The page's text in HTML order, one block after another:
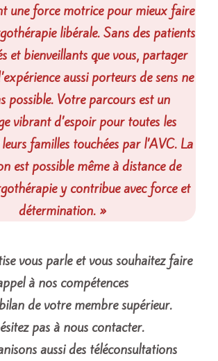
une force motrice pour mieux faire
libérale. Sans des patients
et bienveillants que vous, partager
aussi porteurs de sens ne
possible. Votre parcours est un
vibrant d’espoir pour toutes les
familles touchées par l’AVC. La
est possible même à distance de
y contribue avec force et
détermination. »
vous parle et vous souhaitez faire
à nos compétences
de votre membre supérieur.
pas à nous contacter.
aussi des téléconsultations